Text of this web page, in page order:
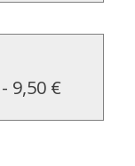
- 9,50 €